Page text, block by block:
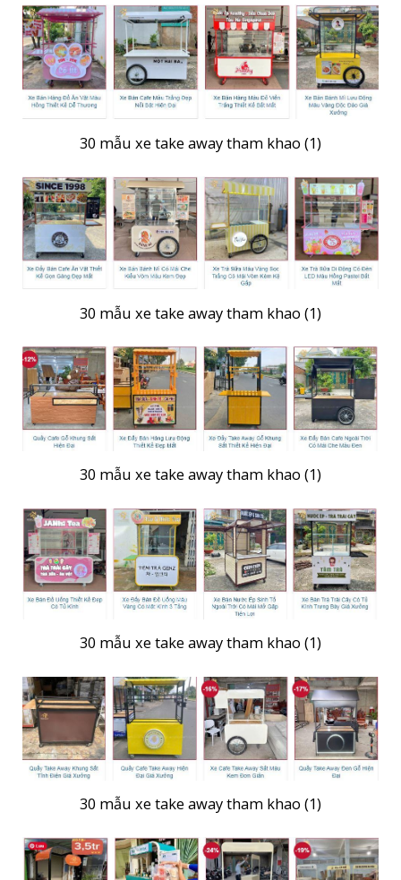
30 mẫu xe take away tham khao (1)
30 mẫu xe take away tham khao (1)
30 mẫu xe take away tham khao (1)
30 mẫu xe take away tham khao (1)
30 mẫu xe take away tham khao (1)